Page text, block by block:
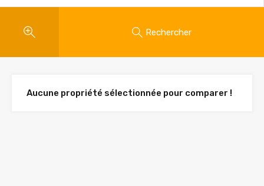
Rechercher
Aucune propriété sélectionnée pour comparer !